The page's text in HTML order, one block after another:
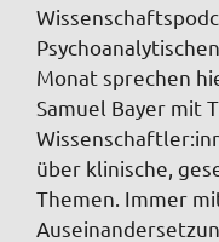
Monat sprechen
Samuel Bayer mit
über klinische,
Themen. Immer